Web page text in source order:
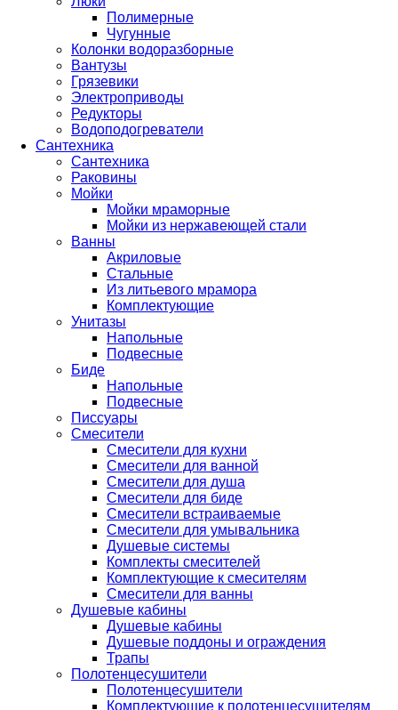
Полимерные
Чугунные
Колонки водоразборные
Вантузы
Грязевики
Электроприводы
Редукторы
Водоподогреватели
Сантехника
Сантехника
Раковины
Мойки
Мойки мраморные
Мойки из нержавеющей стали
Ванны
Акриловые
Стальные
Из литьевого мрамора
Комплектующие
Унитазы
Напольные
Подвесные
Биде
Напольные
Подвесные
Писсуары
Смесители
Смесители для кухни
Смесители для ванной
Смесители для душа
Смесители для биде
Смесители встраиваемые
Смесители для умывальника
Душевые системы
Комплекты смесителей
Комплектующие к смесителям
Смесители для ванны
Душевые кабины
Душевые кабины
Душевые поддоны и ограждения
Трапы
Полотенцесушители
Полотенцесушители
Комплектующие к полотенцесушителям